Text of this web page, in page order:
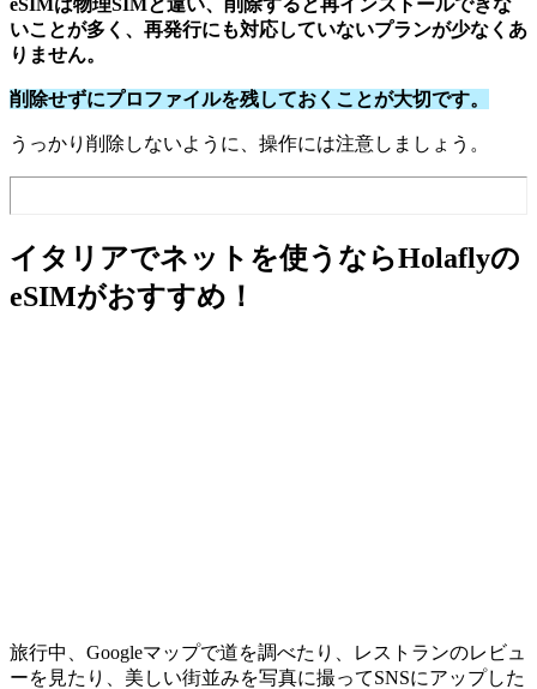
eSIMは物理SIMと違い、削除すると再インストールできな
いことが多く、再発行にも対応していないプランが少なくあ
りません。
削除せずにプロファイルを残しておくことが大切です。
うっかり削除しないように、操作には注意しましょう。
イタリアでネットを使うならHolaflyの
eSIMがおすすめ！
旅行中、Googleマップで道を調べたり、レストランのレビュ
ーを見たり、美しい街並みを写真に撮ってSNSにアップした